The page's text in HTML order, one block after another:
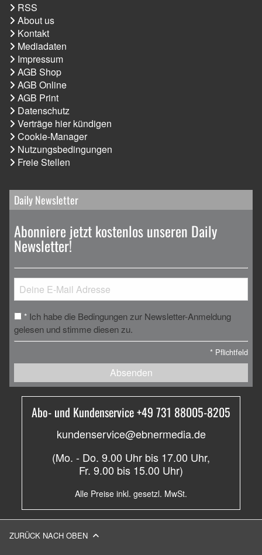
RSS
About us
Kontakt
Mediadaten
Impressum
AGB Shop
AGB Online
AGB Print
Datenschutz
Verträge hier kündigen
Cookie-Manager
Nutzungsbedingungen
Freie Stellen
Daily Newsletter
Abonniere jetzt kostenlos unseren Daily
Newsletter!
* Ich habe die Bedingungen zur Newsletter-Anmeldung
gelesen und stimme diesen zu.
* Pflichtfeld
Absenden
Abo- und Kundenservice +49 731 88005-8205
kundenservice@ebnermedia.de
(Mo. - Do. 9.00 Uhr bis 17.00 Uhr,
Fr. 9.00 bis 15.00 Uhr)
Alle Preise inkl. gesetzl. MwSt.
ZURÜCK NACH OBEN